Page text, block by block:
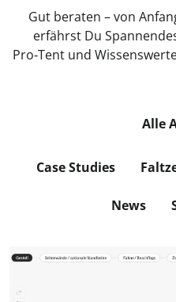
Gut beraten – von
erfährst Du
Pro‑Tent und
Alle
Case Studies
News